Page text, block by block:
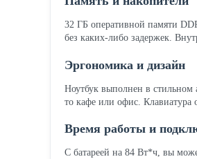
32 ГБ оперативной памяти
без каких-либо задержек.
Эргономика и дизайн
Ноутбук выполнен в стильном
то кафе или офис. Клавиатура
Время работы и
С батареей на 84 Вт*ч, вы